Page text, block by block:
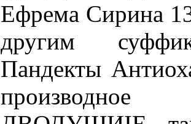
Ефрема Сирина
другим
Пандекты